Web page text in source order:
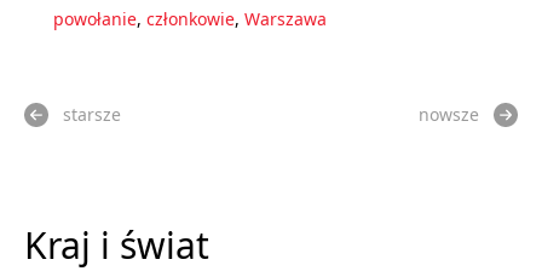
powołanie, członkowie, Warszawa
starsze nowsze
Kraj i świat